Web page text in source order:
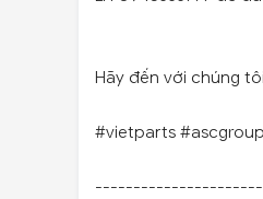
Hãy đến với chúng
#vietparts